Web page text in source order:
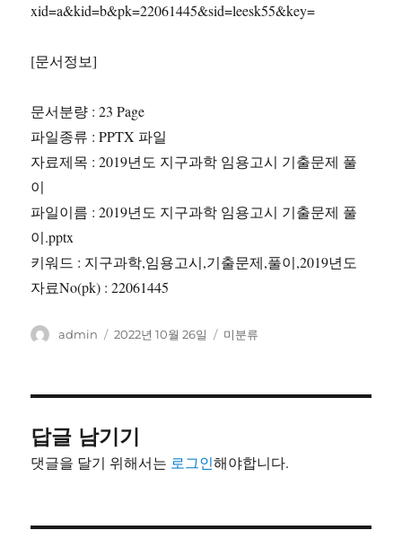
xid=a&kid=b&pk=22061445&sid=leesk55&key=
[문서정보]
문서분량 : 23 Page
파일종류 : PPTX 파일
자료제목 : 2019년도 지구과학 임용고시 기출문제 풀
이
파일이름 : 2019년도 지구과학 임용고시 기출문제 풀
이.pptx
키워드 : 지구과학,임용고시,기출문제,풀이,2019년도
자료No(pk) : 22061445
글
admin
작
2022년 10월 26일
카
미분류
답글 남기기
댓글을 달기 위해서는 로그인해야합니다.